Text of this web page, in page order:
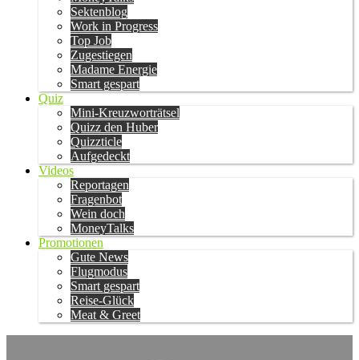
Sektenblog
Work in Progress
Top Job
Zugestiegen
Madame Energie
Smart gespart
Quiz
Mini-Kreuzworträtsel
Quizz den Huber
Quizzticle
Aufgedeckt
Videos
Reportagen
Fragenbot
Wein doch
MoneyTalks
Promotionen
Gute News
Flugmodus
Smart gespart
Reise-Glück
Meat & Greet